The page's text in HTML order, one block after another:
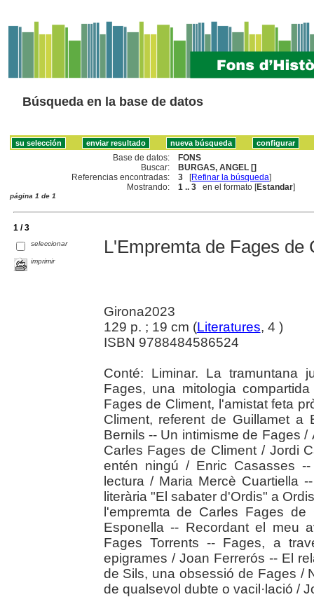
Búsqueda en la base de datos
Base de datos:
FONS
Buscar:
BURGAS, ANGEL []
Referencias encontradas:
3 [Refinar la búsqueda]
Mostrando:
1 .. 3 en el formato [Estandar]
página 1 de 1
1 / 3
seleccionar
imprimir
L'Empremta de Fages de
Girona2023
129 p. ; 19 cm (Literatures, 4 )
ISBN 9788484586524
Conté: Liminar. La tramuntana
Fages, una mitologia
Fages de Climent, l'amistat feta
Climent, referent de Guillamet a
Bernils -- Un intimisme de Fages
Carles Fages de Climent / Jordi
entén ningú / Enric Casasses
lectura / Maria Mercè Cuartiella
literària "El sabater d'Ordis" a
l'empremta de Carles Fages
Esponella -- Recordant el meu
Fages Torrents -- Fages, a
epigrames / Joan Ferrerós -- El
de Sils, una obsessió de Fages /
de qualsevol dubte o vacil·lació /